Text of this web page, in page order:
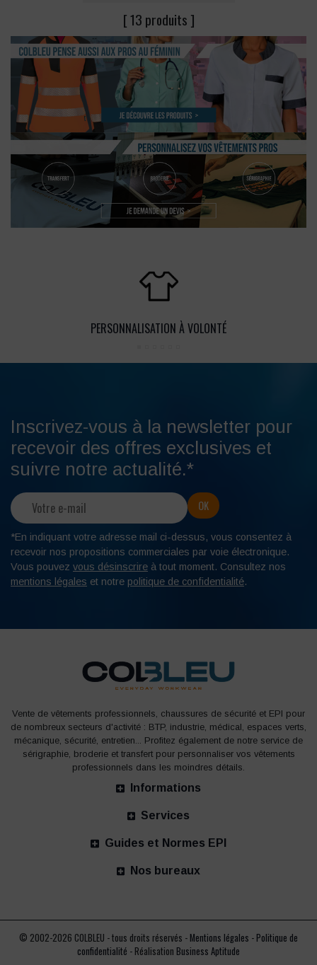
[ 13 produits ]
PERSONNALISATION À VOLONTÉ
Inscrivez-vous à la newsletter pour
recevoir des offres exclusives et
suivre notre actualité.*
*En indiquant votre adresse mail ci-dessus, vous consentez à
recevoir nos propositions commerciales par voie électronique.
Vous pouvez vous désinscrire à tout moment. Consultez nos
mentions légales et notre politique de confidentialité.
Vente de vêtements professionnels, chaussures de sécurité et EPI pour
de nombreux secteurs d'activité : BTP, industrie, médical, espaces verts,
mécanique, sécurité, entretien... Profitez également de notre service de
sérigraphie, broderie et transfert pour personnaliser vos vêtements
professionnels dans les moindres détails.
Informations
Services
Guides et Normes EPI
Nos bureaux
© 2002-2026 COLBLEU - tous droits réservés - Mentions légales - Politique de
confidentialité - Réalisation Business Aptitude